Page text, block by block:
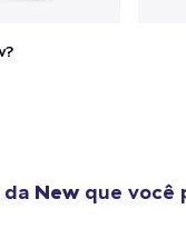
da Newque você